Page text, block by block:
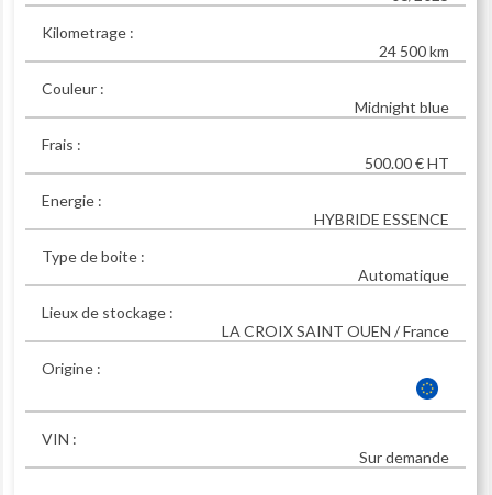
Kilometrage :
24 500 km
Couleur :
Midnight blue
Frais :
500.00 € HT
Energie :
HYBRIDE ESSENCE
Type de boite :
Automatique
Lieux de stockage :
LA CROIX SAINT OUEN / France
Origine :
VIN :
Sur demande